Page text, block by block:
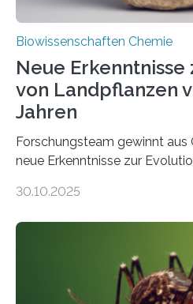
Biowissenschaften Chemie
Neue
von Landpflanzen
Jahren
Forschungsteam gewinnt aus
neue Erkenntnisse zur
Landpflanzen zählen zu den
Grünalgen, die vor Hunderten
lebten. Unter den Vorfahren
die noch heute in der Natur
30.10.2025